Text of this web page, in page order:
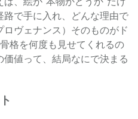
で手に入れ、どんな理由で
ヴェナンス）そのものがド
格を何度も見せてくれるの
値って、結局なにで決まる